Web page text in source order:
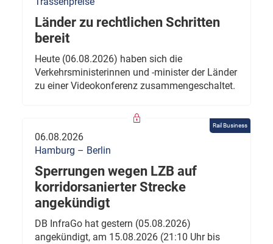
Länder zu rechtlichen Schritten
bereit
Heute (06.08.2026) haben sich die
Verkehrsministerinnen und -minister der Länder
zu einer Videokonferenz zusammengeschaltet.
Rail Business
06.08.2026
Hamburg – Berlin
Sperrungen wegen LZB auf
korridorsanierter Strecke
angekündigt
DB InfraGo hat gestern (05.08.2026)
angekündigt, am 15.08.2026 (21:10 Uhr bis